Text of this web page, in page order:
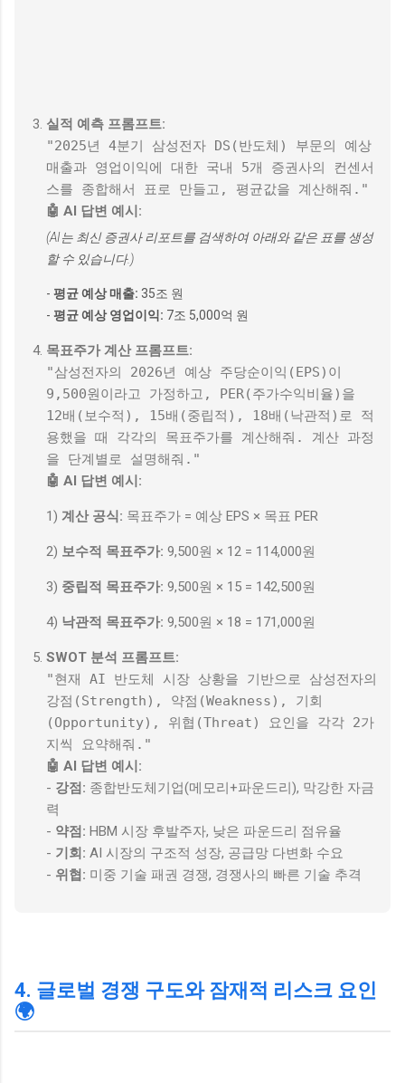
실적 예측 프롬프트:
"2025년 4분기 삼성전자 DS(반도체) 부문의 예상
매출과 영업이익에 대한 국내 5개 증권사의 컨센서
스를 종합해서 표로 만들고, 평균값을 계산해줘."
🤖 AI 답변 예시:
(AI는 최신 증권사 리포트를 검색하여 아래와 같은 표를 생성
할 수 있습니다.)
- 평균 예상 매출: 35조 원
- 평균 예상 영업이익: 7조 5,000억 원
목표주가 계산 프롬프트:
"삼성전자의 2026년 예상 주당순이익(EPS)이
9,500원이라고 가정하고, PER(주가수익비율)을
12배(보수적), 15배(중립적), 18배(낙관적)로 적
용했을 때 각각의 목표주가를 계산해줘. 계산 과정
을 단계별로 설명해줘."
🤖 AI 답변 예시:
1) 계산 공식: 목표주가 = 예상 EPS × 목표 PER
2) 보수적 목표주가: 9,500원 × 12 = 114,000원
3) 중립적 목표주가: 9,500원 × 15 = 142,500원
4) 낙관적 목표주가: 9,500원 × 18 = 171,000원
SWOT 분석 프롬프트:
"현재 AI 반도체 시장 상황을 기반으로 삼성전자의
강점(Strength), 약점(Weakness), 기회
(Opportunity), 위협(Threat) 요인을 각각 2가
지씩 요약해줘."
🤖 AI 답변 예시:
- 강점: 종합반도체기업(메모리+파운드리), 막강한 자금
력
- 약점: HBM 시장 후발주자, 낮은 파운드리 점유율
- 기회: AI 시장의 구조적 성장, 공급망 다변화 수요
- 위협: 미중 기술 패권 경쟁, 경쟁사의 빠른 기술 추격
4. 글로벌 경쟁 구도와 잠재적 리스크 요인
🌍